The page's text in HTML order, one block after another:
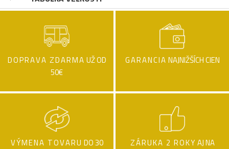
DOPRAVA ZDARMA UŽ OD
50€
GARANCIA NAJNIŽŠÍCH CIEN
VÝMENA TOVARU DO 30
ZÁRUKA 2 ROKY AJ NA